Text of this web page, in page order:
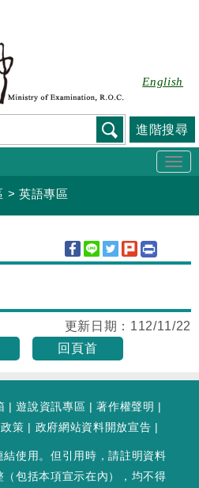
English
進階搜尋
>英語專區
更新日期： 112/11/22
回頁首
|遊說資訊專區 |著作權聲明 |
策 | 政府網站資料開放宣告 |
使用。但引用時，請註明資料
包括本項宣示在內），均不得